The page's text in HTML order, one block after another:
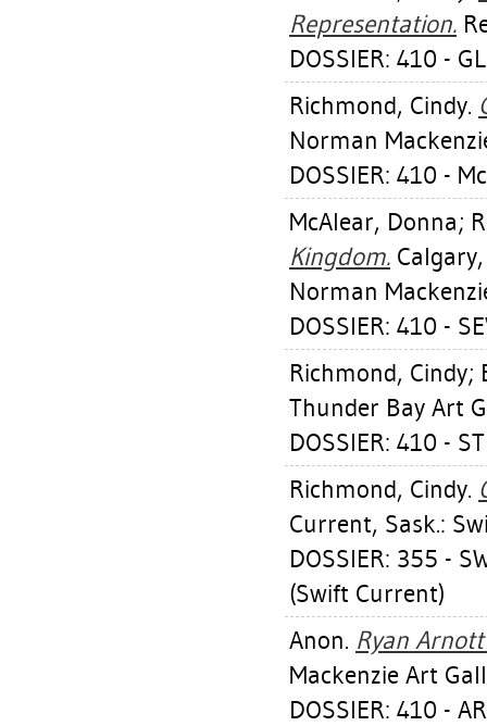
Representation.
DOSSIER: 410 -
Richmond, Cindy.
Norman
DOSSIER: 410 -
McAlear, Donna;
Kingdom.
Norman
DOSSIER: 410 -
Richmond, Cindy;
Thunder Bay Art
DOSSIER: 410 -
Richmond, Cindy.
Current, Sask.:
DOSSIER: 355 -
(Swift Current)
Anon. Ryan Arnott
Mackenzie Art
DOSSIER: 410 -